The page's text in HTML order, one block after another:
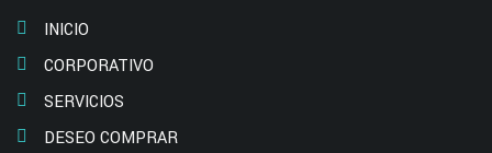
INICIO
CORPORATIVO
SERVICIOS
DESEO COMPRAR